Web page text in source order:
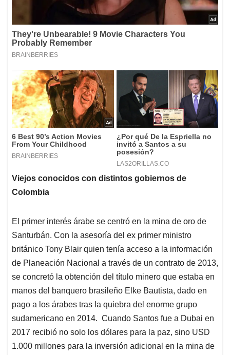
Viejos conocidos con distintos gobiernos de
Colombia
El primer interés árabe se centró en la mina de oro de
Santurbán. Con la asesoría del ex primer ministro
británico Tony Blair quien tenía acceso a la información
de Planeación Nacional a través de un contrato de 2013,
se concretó la obtención del título minero que estaba en
manos del banquero brasileño Elke Bautista, dado en
pago a los árabes tras la quiebra del enorme grupo
sudamericano en 2014. Cuando Santos fue a Dubai en
2017 recibió no solo los dólares para la paz, sino USD
1.000 millones para la inversión adicional en la mina de